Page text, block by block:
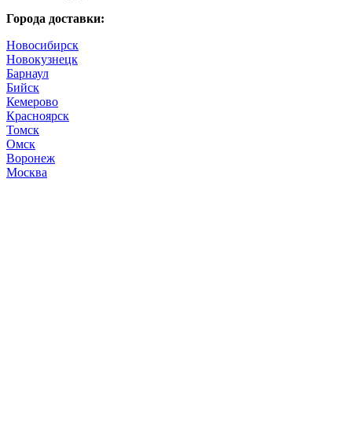
Города доставки:
Новосибирск
Новокузнецк
Барнаул
Бийск
Кемерово
Красноярск
Томск
Омск
Воронеж
Москва